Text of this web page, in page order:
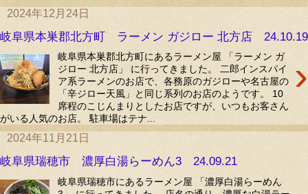
2024年12月24日
岐阜県本巣郡北方町 ラーメン ガジロー 北方店 24.10.19
›
岐阜県本巣郡北方町にあるラーメン屋 「ラーメン ガ
ジロー 北方店」 に行ってきました。 二郎インスパイ
ア系ラーメンのお店で、各務原のガジローや名古屋の
「辛ジロー天風」と同じ系列のお店のようです。 10
席程のこじんまりとしたお店ですが、いつもお客さん
がいる人気のお店。 駐車場はテナ...
2024年11月21日
岐阜県瑞穂市 濃厚白湯らーめん3 24.09.21
岐阜県瑞穂市にあるラーメン屋 「濃厚白湯らーめん